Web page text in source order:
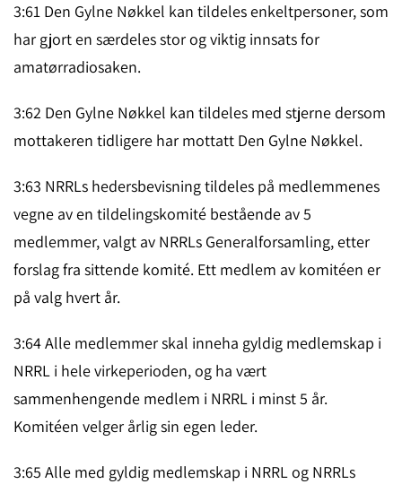
3:61 Den Gylne Nøkkel kan tildeles enkeltpersoner, som
har gjort en særdeles stor og viktig innsats for
amatørradiosaken.
3:62 Den Gylne Nøkkel kan tildeles med stjerne dersom
mottakeren tidligere har mottatt Den Gylne Nøkkel.
3:63 NRRLs hedersbevisning tildeles på medlemmenes
vegne av en tildelingskomité bestående av 5
medlemmer, valgt av NRRLs Generalforsamling, etter
forslag fra sittende komité. Ett medlem av komitéen er
på valg hvert år.
3:64 Alle medlemmer skal inneha gyldig medlemskap i
NRRL i hele virkeperioden, og ha vært
sammenhengende medlem i NRRL i minst 5 år.
Komitéen velger årlig sin egen leder.
3:65 Alle med gyldig medlemskap i NRRL og NRRLs